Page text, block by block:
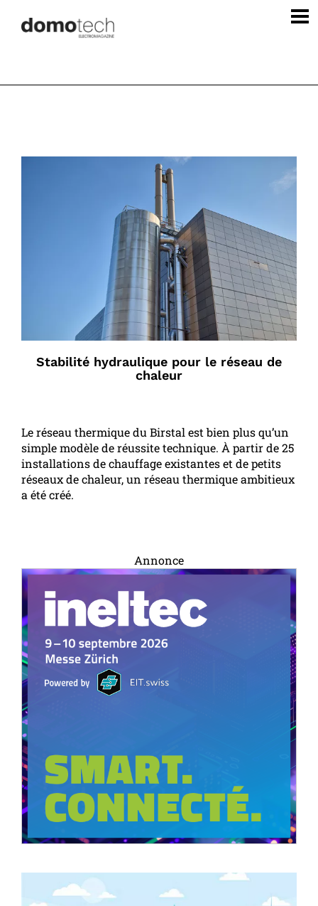
Stabilité hydraulique pour le réseau de
chaleur
Le réseau thermique du Birstal est bien plus qu’un
simple modèle de réussite technique. À partir de 25
installations de chauffage existantes et de petits
réseaux de chaleur, un réseau thermique ambitieux
a été créé.
Annonce